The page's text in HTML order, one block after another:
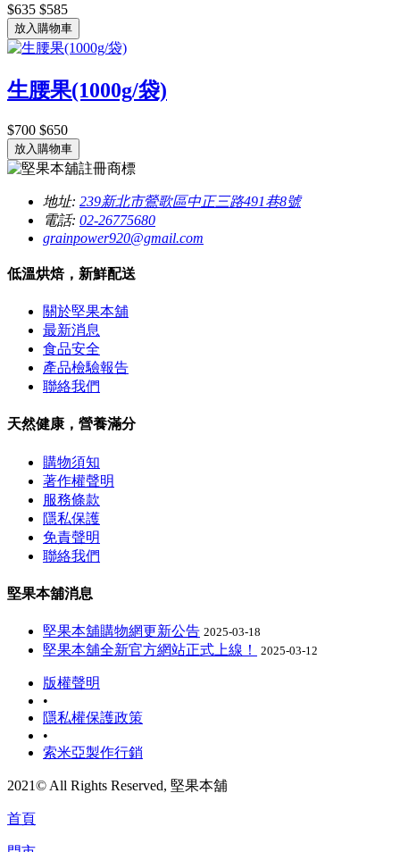
$635 $585
放入購物車
生腰果(1000g/袋)
$700 $650
放入購物車
地址: 239新北市鶯歌區中正三路491巷8號
電話: 02-26775680
grainpower920@gmail.com
低溫烘焙，新鮮配送
關於堅果本舖
最新消息
食品安全
產品檢驗報告
聯絡我們
天然健康，營養滿分
購物須知
著作權聲明
服務條款
隱私保護
免責聲明
聯絡我們
堅果本舖消息
堅果本舖購物網更新公告 2025-03-18
堅果本舖全新官方網站正式上線！ 2025-03-12
版權聲明
•
隱私權保護政策
•
索米亞製作行銷
2021© All Rights Reserved, 堅果本舖
首頁